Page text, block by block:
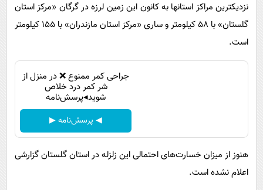
نزدیکترین مراکز استانها به کانون این زمین لرزه در گرگان «مرکز استان
گلستان» با 58 کیلومتر و ساری «مرکز استان مازندران» با 155 کیلومتر
است.
جراحی کمر ممنوع ❌ در منزل از
شر کمر درد خلاص
شوید◂پرسش‌نامه
◀ پرسش‌نامه ▶
هنوز از میزان خسارت‌های احتمالی این زلزله در استان گلستان گزارشی
اعلام نشده است.